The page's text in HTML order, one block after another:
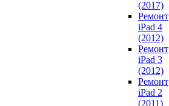
(2017)
Ремонт
iPad 4
(2012)
Ремонт
iPad 3
(2012)
Ремонт
iPad 2
(2011)